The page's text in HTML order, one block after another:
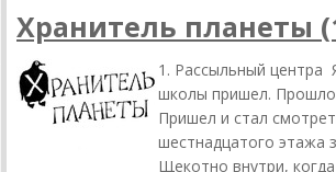
Хранитель планеты
1. Рассыльный центра
школы пришел.
Пришел и стал
шестнадцатого этажа
Щекотно внутри,